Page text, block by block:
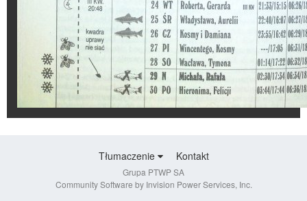
Tłumaczenie Kontakt
Grupa PTWP SA
Community Software by Invision Power Services, Inc.